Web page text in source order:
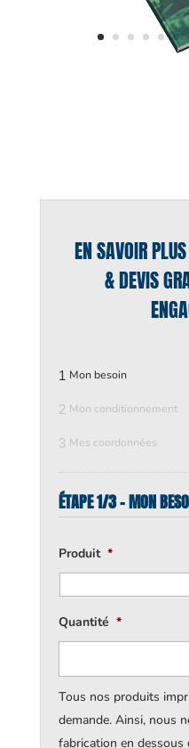
EN SAVOIR
& DEVIS
1 Mon besoin
2 Mon conditionnement
3 Mes coordonnées
ÉTAPE 1/3 - MON
Produit *
Quantité *
Tous nos produits
demande. Ainsi, nous
fabrication en dessous